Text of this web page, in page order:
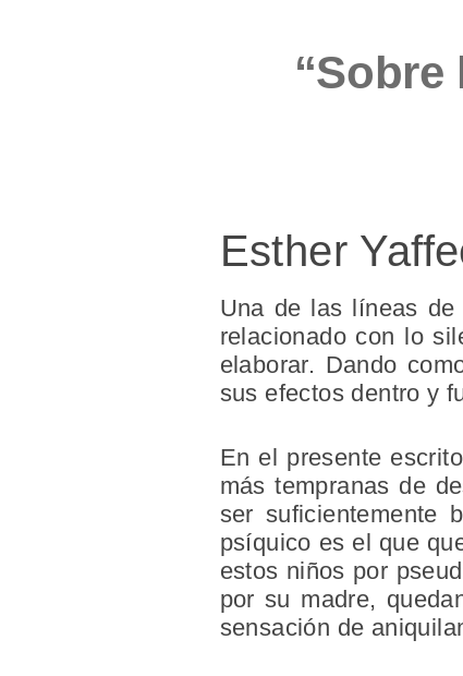
“Sobre
Esther
Una de las líneas
relacionado con lo
elaborar. Dando
sus efectos dentro y
En el presente
más tempranas de
ser suficientemente
psíquico es el que
estos niños por
por su madre,
sensación de